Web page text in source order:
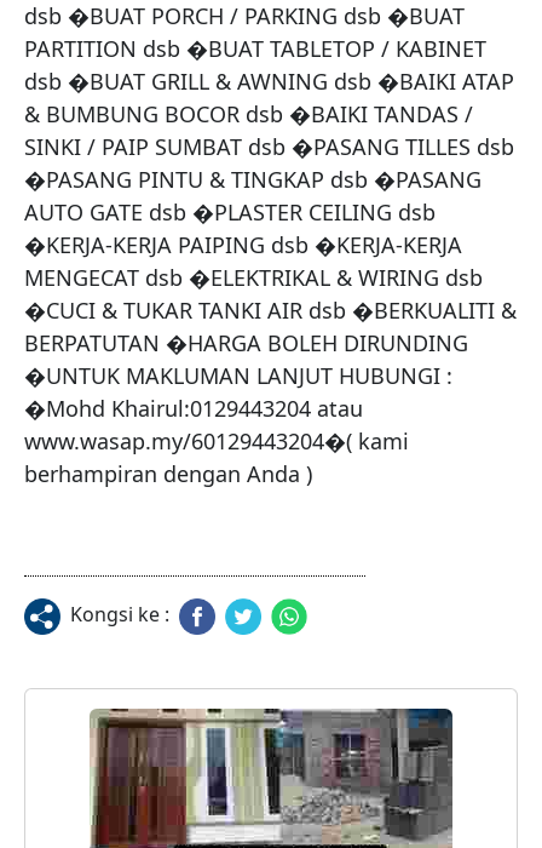
dsb �BUAT PORCH / PARKING dsb �BUAT
PARTITION dsb �BUAT TABLETOP / KABINET
dsb �BUAT GRILL & AWNING dsb �BAIKI ATAP
& BUMBUNG BOCOR dsb �BAIKI TANDAS /
SINKI / PAIP SUMBAT dsb �PASANG TILLES dsb
�PASANG PINTU & TINGKAP dsb �PASANG
AUTO GATE dsb �PLASTER CEILING dsb
�KERJA-KERJA PAIPING dsb �KERJA-KERJA
MENGECAT dsb �ELEKTRIKAL & WIRING dsb
�CUCI & TUKAR TANKI AIR dsb �BERKUALITI &
BERPATUTAN �HARGA BOLEH DIRUNDING
�UNTUK MAKLUMAN LANJUT HUBUNGI :
�Mohd Khairul:0129443204 atau
www.wasap.my/60129443204�( kami
berhampiran dengan Anda )
Kongsi ke :